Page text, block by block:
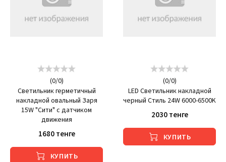
(0/0)
Светильник герметичный
накладной овальный Заря
15W "Сити" с датчиком
движения
1680 тенге
КУПИТЬ
(0/0)
LED Светильник накладной
черный Стиль 24W 6000-6500K
2030 тенге
КУПИТЬ